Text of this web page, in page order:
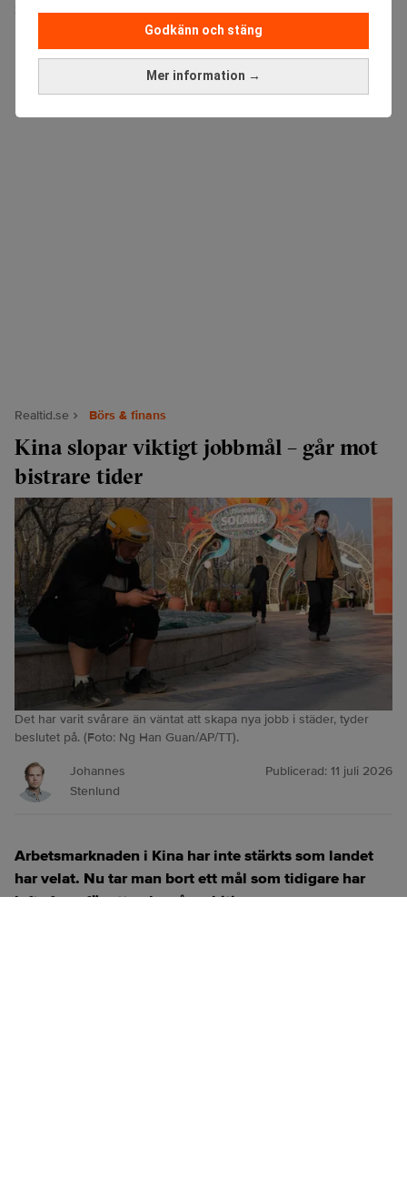
Mer information →
Godkänn och stäng
Sista ansökningsdag:13/06/2026
Realtid.se Börs & finans
Kina slopar viktigt jobbmål – går mot
bistrare tider
Det har varit svårare än väntat att skapa nya jobb i städer, tyder
beslutet på. (Foto: Ng Han Guan/AP/TT).
Johannes
Stenlund
Publicerad: 11 juli 2026
Arbetsmarknaden i Kina har inte stärkts som landet
har velat. Nu tar man bort ett mål som tidigare har
lyfts fram för att peka på ambition.